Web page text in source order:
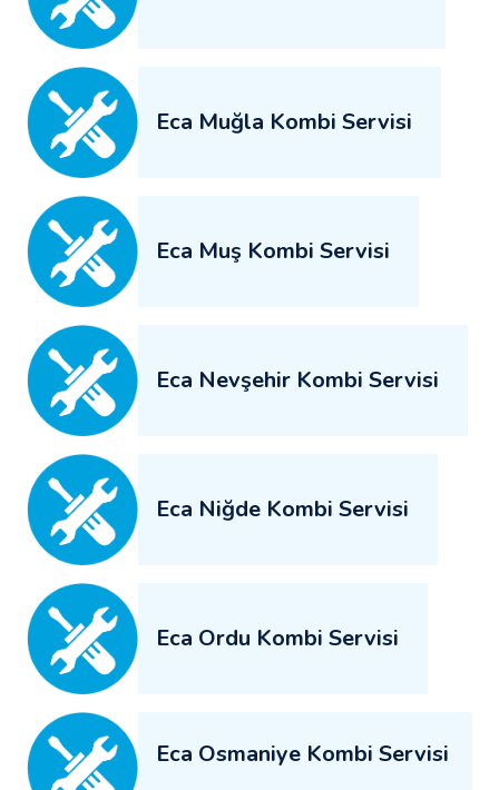
Eca Muğla Kombi Servisi
Eca Muş Kombi Servisi
Eca Nevşehir Kombi Servisi
Eca Niğde Kombi Servisi
Eca Ordu Kombi Servisi
Eca Osmaniye Kombi Servisi